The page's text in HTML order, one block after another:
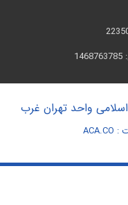
واحد تهران غرب
ACA.CO